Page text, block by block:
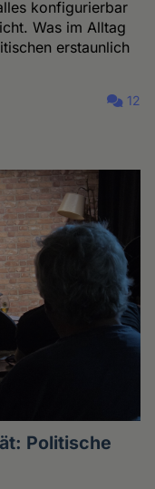
konfigurierbar
Was im Alltag
erstaunlich
12
Politische